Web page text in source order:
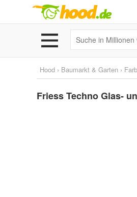
Hood › Baumarkt & Garten ›
Friess Techno Glas-